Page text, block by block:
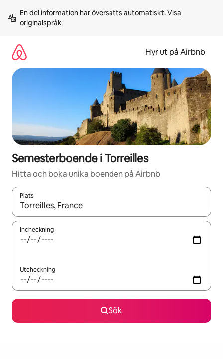
innehåll
En del information har översatts automatiskt. Visa
originalspråk
Hyr ut på Airbnb
Semesterboende i Torreilles
Hitta och boka unika boenden på Airbnb
Plats
När resultaten är tillgängliga kan du navigera med upp- och
Incheckning
Utcheckning
Sök